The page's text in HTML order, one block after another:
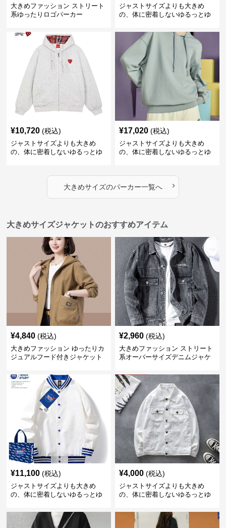
大きめファッション ストリート
系ゆったりロゴパーカー
ジャストサイズよりも大きめ
の、体に密着しないゆるっとゆ
ゆったりハッピーハート ジップ
アップパーカー
¥10,720 (税込)
ジャストサイズよりも大きめ
の、体に密着しないゆるっとゆ
アップパーカー
¥17,020 (税込)
ジャストサイズよりも大きめ
の、体に密着しないゆるっとゆ
大きめサイズのパーカー一覧へ ›
大きめサイズジャケットのおすすめアイテム
¥4,840 (税込)
大きめファッション ゆったりカ
ジュアルフード付きジャケット
¥2,960 (税込)
大きめファッション ストリート
系オーバーサイズデニムジャケ
¥11,100 (税込)
ジャストサイズよりも大きめ
の、体に密着しないゆるっとゆ
ゆったりスポーツバーシティジ
ャケット
¥4,000 (税込)
ジャストサイズよりも大きめ
の、体に密着しないゆるっとゆ
ゆったりシルエットデニムジャ
ケット